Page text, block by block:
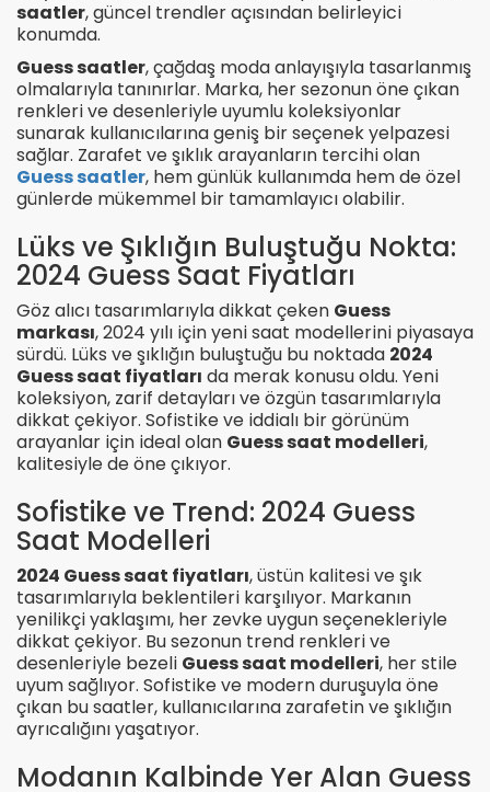
saatler, güncel trendler açısından belirleyici
konumda.
Guess saatler, çağdaş moda anlayışıyla tasarlanmış
olmalarıyla tanınırlar. Marka, her sezonun öne çıkan
renkleri ve desenleriyle uyumlu koleksiyonlar
sunarak kullanıcılarına geniş bir seçenek yelpazesi
sağlar. Zarafet ve şıklık arayanların tercihi olan
Guess saatler, hem günlük kullanımda hem de özel
günlerde mükemmel bir tamamlayıcı olabilir.
Lüks ve Şıklığın Buluştuğu Nokta:
2024 Guess Saat Fiyatları
Göz alıcı tasarımlarıyla dikkat çeken Guess
markası, 2024 yılı için yeni saat modellerini piyasaya
sürdü. Lüks ve şıklığın buluştuğu bu noktada 2024
Guess saat fiyatları da merak konusu oldu. Yeni
koleksiyon, zarif detayları ve özgün tasarımlarıyla
dikkat çekiyor. Sofistike ve iddialı bir görünüm
arayanlar için ideal olan Guess saat modelleri,
kalitesiyle de öne çıkıyor.
Sofistike ve Trend: 2024 Guess
Saat Modelleri
2024 Guess saat fiyatları, üstün kalitesi ve şık
tasarımlarıyla beklentileri karşılıyor. Markanın
yenilikçi yaklaşımı, her zevke uygun seçenekleriyle
dikkat çekiyor. Bu sezonun trend renkleri ve
desenleriyle bezeli Guess saat modelleri, her stile
uyum sağlıyor. Sofistike ve modern duruşuyla öne
çıkan bu saatler, kullanıcılarına zarafetin ve şıklığın
ayrıcalığını yaşatıyor.
Modanın Kalbinde Yer Alan Guess